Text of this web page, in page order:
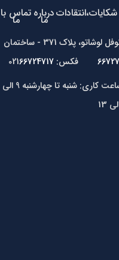
شکایات،انتقاداتدرباره
ما تماس با
ما
آدرس: تهران، خیابان حافظ، بعد از تقاطع نوفل لوشاتو، پلاک 371 - ساختمان
فکس: 021 66724717
پست الکترونیک: Info @ Ertebat.Co ساعت کاری: شنبه تا چهارشنبه 9 الی